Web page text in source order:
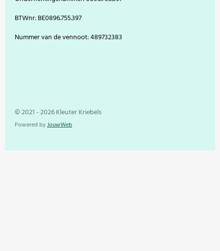
BTWnr: BE0896.755.397
Nummer van de vennoot: 489732383
© 2021 - 2026 Kleuter Kriebels
Powered byJouwWeb